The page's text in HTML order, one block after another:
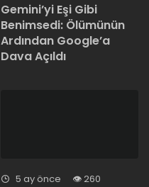
Gemini’yi Eşi Gibi
Benimsedi: Ölümünün
Ardından Google’a
Dava Açıldı
5 ay önce 260